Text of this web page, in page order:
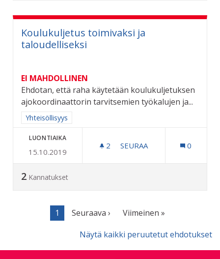
Koulukuljetus toimivaksi ja
taloudelliseksi
EI MAHDOLLINEN
Ehdotan, että raha käytetään koulukuljetuksen
ajokoordinaattorin tarvitsemien työkalujen ja...
Rajaa tulokset aihepiirin mukaan: Yhteisöllisyys
Yhteisöllisyys
LUONTIAIKA
15.10.2019
2 2 SEURAAJAA
SEURAA 0
2 Kannatukset
1 Seuraava ›
Viimeinen »
Näytä kaikki peruutetut ehdotukset